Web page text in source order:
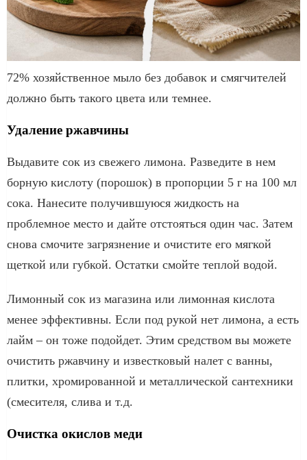
72% хозяйственное мыло без добавок и смягчителей
должно быть такого цвета или темнее.
Удаление ржавчины
Выдавите сок из свежего лимона. Разведите в нем
борную кислоту (порошок) в пропорции 5 г на 100 мл
сока. Нанесите получившуюся жидкость на
проблемное место и дайте отстояться один час. Затем
снова смочите загрязнение и очистите его мягкой
щеткой или губкой. Остатки смойте теплой водой.
Лимонный сок из магазина или лимонная кислота
менее эффективны. Если под рукой нет лимона, а есть
лайм – он тоже подойдет. Этим средством вы можете
очистить ржавчину и известковый налет с ванны,
плитки, хромированной и металлической сантехники
(смесителя, слива и т.д.
Очистка окислов меди